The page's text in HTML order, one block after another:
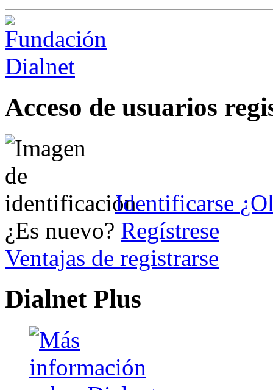
Acceso de usuarios
Identificarse
¿Es nuevo? Regístrese
Ventajas de registrarse
Dialnet Plus